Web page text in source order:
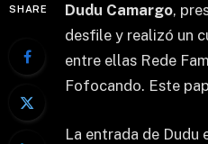
SHARE Dudu Camargo,
desfile y realizó un
entre ellas Rede
Fofocando. Este
La entrada de Dudu